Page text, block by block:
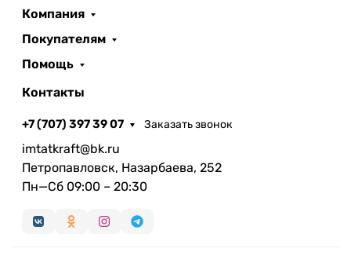
Компания
Покупателям
Помощь
Контакты
+7 (707) 397 39 07 Заказать звонок
imtatkraft@bk.ru
Петропавловск, Назарбаева, 252
Пн—Сб 09:00 – 20:30